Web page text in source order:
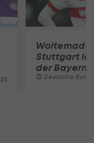
25
Stuttgart
der Bayern
Deutsche